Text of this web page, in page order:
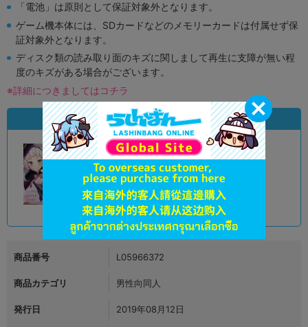
「電池」は原則として保証対象外となります。
ゲーム機本体には、SDカードなどのメモリーカードは付属せず保
証対象外となります。
ディスク類の読み取り面のキズに関しまして再生に支障が無い程
度のキズがある場合がございます。
※詳細につきましてはコチラ
状態違いの同一商品
状態 :A
オンライン
品切状態 780円 税込
商品番号 L05966372
商品カテゴリ 男性向同人
発行日 2019年08月12日